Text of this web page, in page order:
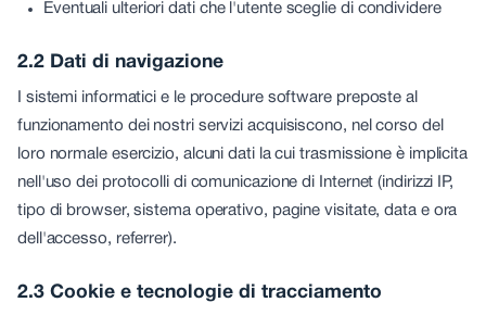
Eventuali ulteriori dati che l'utente sceglie di condividere
2.2 Dati di navigazione
I sistemi informatici e le procedure software preposte al
funzionamento dei nostri servizi acquisiscono, nel corso del
loro normale esercizio, alcuni dati la cui trasmissione è implicita
nell'uso dei protocolli di comunicazione di Internet (indirizzi IP,
tipo di browser, sistema operativo, pagine visitate, data e ora
dell'accesso, referrer).
2.3 Cookie e tecnologie di tracciamento